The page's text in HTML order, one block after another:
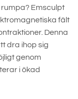
Emsculpt
fält
Denna
dra ihop sig
genom
i ökad